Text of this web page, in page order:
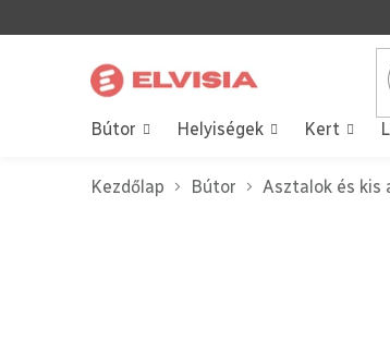
a
tartalomhoz
Bútor Helyiségek Kert
Kezdőlap Bútor Asztalok és kis